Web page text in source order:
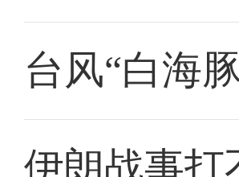
台风“白海
伊朗战事打